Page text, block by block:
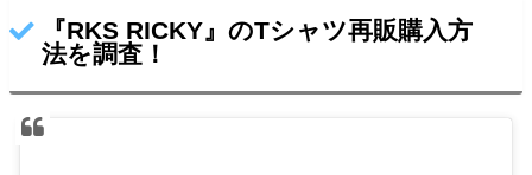
『RKS RICKY』のTシャツ再販購入方
法を調査！